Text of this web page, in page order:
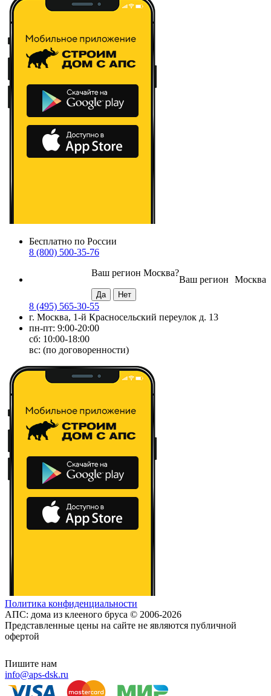
Бесплатно по России
8 (800) 500-35-76
Москва
Ваш регион
Ваш регион Москва?
8 (495) 565-30-55
г. Москва, 1-й Красносельский переулок д. 13
пн-пт: 9:00-20:00
сб: 10:00-18:00
вс: (по договоренности)
Политика конфиденциальности
АПС: дома из клееного бруса © 2006-2026
Представленные цены на сайте не являются публичной
офертой
Пишите нам
info@aps-dsk.ru